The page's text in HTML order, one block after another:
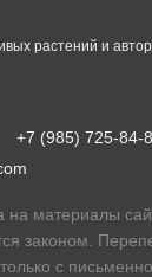
+7 (985) 725-84-
на материалы
законом.
с